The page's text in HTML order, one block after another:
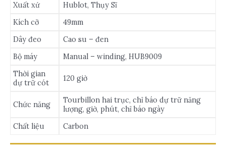
Xuất xứ
Hublot, Thụy Sĩ
Kích cỡ
49mm
Dây đeo
Cao su – đen
Bộ máy
Manual – winding, HUB9009
Thời gian
dự trữ cót
120 giờ
Chức năng
Tourbillon hai trục, chỉ báo dự trữ năng
lượng, giờ, phút, chỉ báo ngày
Chất liệu
Carbon